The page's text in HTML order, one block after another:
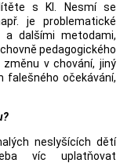
s KI. Nesmí se
je problematické
a dalšími metodami,
pedagogického
v chování, jiný
očekávání,
neslyšících dětí
víc uplatňovat